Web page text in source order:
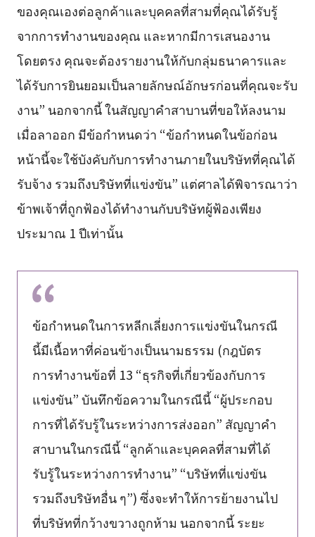
ของคุณเองต่อลูกค้าและบุคคลที่สามที่คุณได้รับรู้
จากการทำงานของคุณ และหากมีการเสนองาน
โดยตรง คุณจะต้องรายงานให้กับกลุ่มธนาคารและ
ได้รับการยินยอมเป็นลายลักษณ์อักษรก่อนที่คุณจะรับ
งาน” นอกจากนี้ ในสัญญาคำสาบานที่ขอให้ลงนาม
เมื่อลาออก มีข้อกำหนดว่า “ข้อกำหนดในข้อก่อน
หน้านี้จะใช้บังคับกับการทำงานภายในบริษัทที่คุณได้
รับจ้าง รวมถึงบริษัทที่แข่งขัน” แต่ศาลได้พิจารณาว่า
ข้าพเจ้าที่ถูกฟ้องได้ทำงานกับบริษัทผู้ฟ้องเพียง
ประมาณ 1 ปีเท่านั้น
ข้อกำหนดในการหลีกเลี่ยงการแข่งขันในกรณี
นี้มีเนื้อหาที่ค่อนข้างเป็นนามธรรม (กฎบัตร
การทำงานข้อที่ 13 “ธุรกิจที่เกี่ยวข้องกับการ
แข่งขัน” บันทึกข้อความในกรณีนี้ “ผู้ประกอบ
การที่ได้รับรู้ในระหว่างการส่งออก” สัญญาคำ
สาบานในกรณีนี้ “ลูกค้าและบุคคลที่สามที่ได้
รับรู้ในระหว่างการทำงาน” “บริษัทที่แข่งขัน
รวมถึงบริษัทอื่น ๆ”) ซึ่งจะทำให้การย้ายงานไป
ที่บริษัทที่กว้างขวางถูกห้าม นอกจากนี้ ระยะ